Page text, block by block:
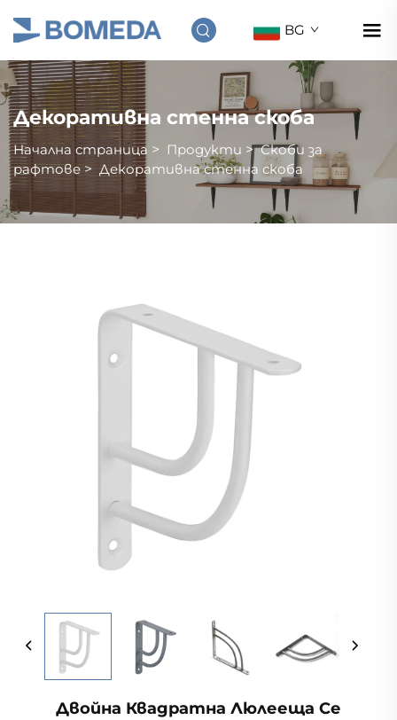
BG
Декоративна стенна скоба
Начална страница > Продукти >Скоби за
рафтове> Декоративна стенна скоба
Двойна Квадратна Люлееща Се